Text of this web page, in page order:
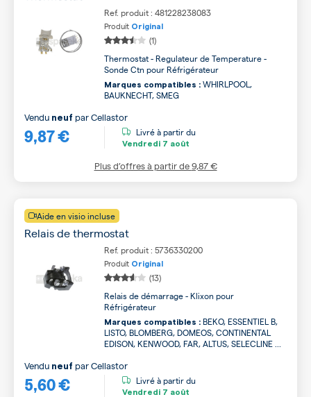
Ref. produit : 481228238083
Produit Original
(1)
Thermostat - Regulateur de Temperature -
Sonde Ctn pour Réfrigérateur
Marques compatibles : WHIRLPOOL,
BAUKNECHT, SMEG
9,87 €
Vendu neuf parCellastor
Livré à partir du
Vendredi 7 août
Plus d’offres à partir de9,87 €
Aide en visio incluse
Relais de thermostat
Ref. produit : 5736330200
Produit Original
(13)
Relais de démarrage - Klixon pour
Réfrigérateur
Marques compatibles : BEKO, ESSENTIEL B,
LISTO, BLOMBERG, DOMEOS, CONTINENTAL
EDISON, KENWOOD, FAR, ALTUS, SELECLINE ...
5,60 €
Vendu neuf parCellastor
Livré à partir du
Vendredi 7 août